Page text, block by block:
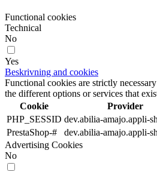
Functional cookies
Technical
No
Yes
Beskrivning and cookies
Functional cookies are strictly
the different options or services that
Cookie
Provider
PHP_SESSID dev.abilia-amajo.appli-
PrestaShop-#
dev.abilia-amajo.appli-
Advertising Cookies
No